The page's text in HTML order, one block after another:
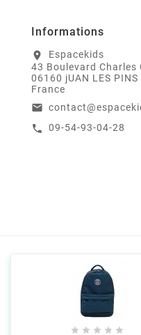
    
Informations
location_on
Espacekids
43 Boulevard Charles
06160 jUAN LES PINS
France
email
call 09-54-93-04-28